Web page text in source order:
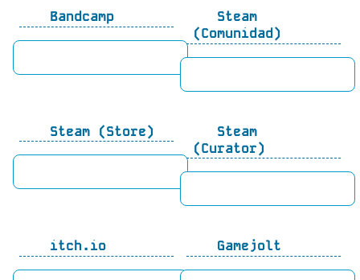
Bandcamp
Steam
(Comunidad)
Steam (Store)
Steam
(Curator)
itch.io Gamejolt